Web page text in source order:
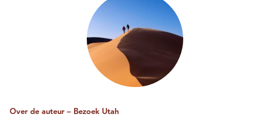
Over de auteur – Bezoek Utah